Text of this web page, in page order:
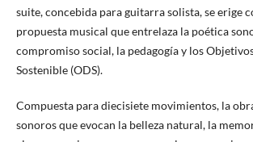
suite, concebida para guitarra solista, se erige
propuesta musical que entrelaza la poética
compromiso social, la pedagogía y los
Sostenible (ODS).
Compuesta para diecisiete movimientos, la
sonoros que evocan la belleza natural, la